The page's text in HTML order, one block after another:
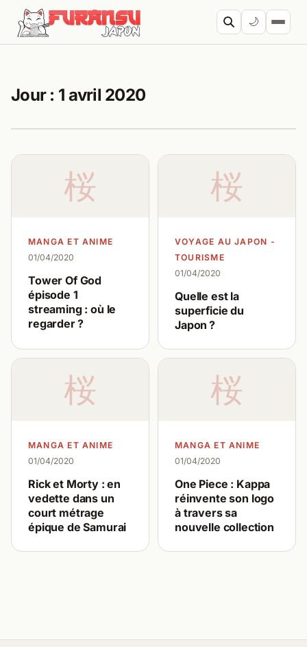
Aller au contenu
🌙
Jour : 1 avril 2020
桜
MANGA ET ANIME
01/04/2020
Tower Of God
épisode 1
streaming : où le
regarder ?
桜
VOYAGE AU JAPON -
TOURISME
01/04/2020
Quelle est la
superficie du
Japon ?
桜
MANGA ET ANIME
01/04/2020
Rick et Morty : en
vedette dans un
court métrage
épique de Samurai
桜
MANGA ET ANIME
01/04/2020
One Piece : Kappa
réinvente son logo
à travers sa
nouvelle collection